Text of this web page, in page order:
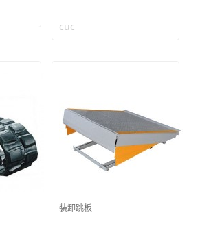
cuc
装卸跳板